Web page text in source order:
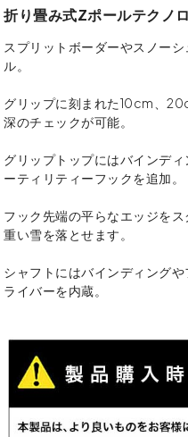
折り畳み式Zポールテクノ
スプリットボーダーやスノー
ル。
グリップに刻まれた10cm、
深のチェックが可能。
グリップトップにはバインデ
ーティリティーフックを追加。
フック先端の平らなエッジを
重い雪を落とせます。
シャフトにはバインディング
ライバーを内蔵。